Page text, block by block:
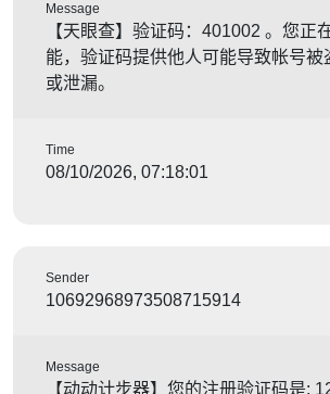
Message
【天眼查】验证码：401002 。您正
能，验证码提供他人可能导致帐号被
或泄漏。
Time
08/10/2026, 07:18:01
Sender
10692968973508715914
Message
【动动计步器】您的注册验证码是: